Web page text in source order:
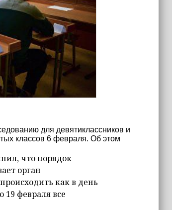
для девятиклассников и
классов 6 февраля. Об этом
что порядок
орган
как в день
февраля все